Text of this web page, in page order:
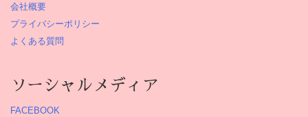
会社概要
プライバシーポリシー
よくある質問
ソーシャルメディア
FACEBOOK